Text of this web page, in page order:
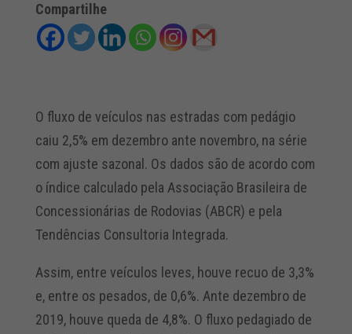
Compartilhe
O fluxo de veículos nas estradas com pedágio
caiu 2,5% em dezembro ante novembro, na série
com ajuste sazonal. Os dados são de acordo com
o índice calculado pela Associação Brasileira de
Concessionárias de Rodovias (ABCR) e pela
Tendências Consultoria Integrada.
Assim, entre veículos leves, houve recuo de 3,3%
e, entre os pesados, de 0,6%. Ante dezembro de
2019, houve queda de 4,8%. O fluxo pedagiado de